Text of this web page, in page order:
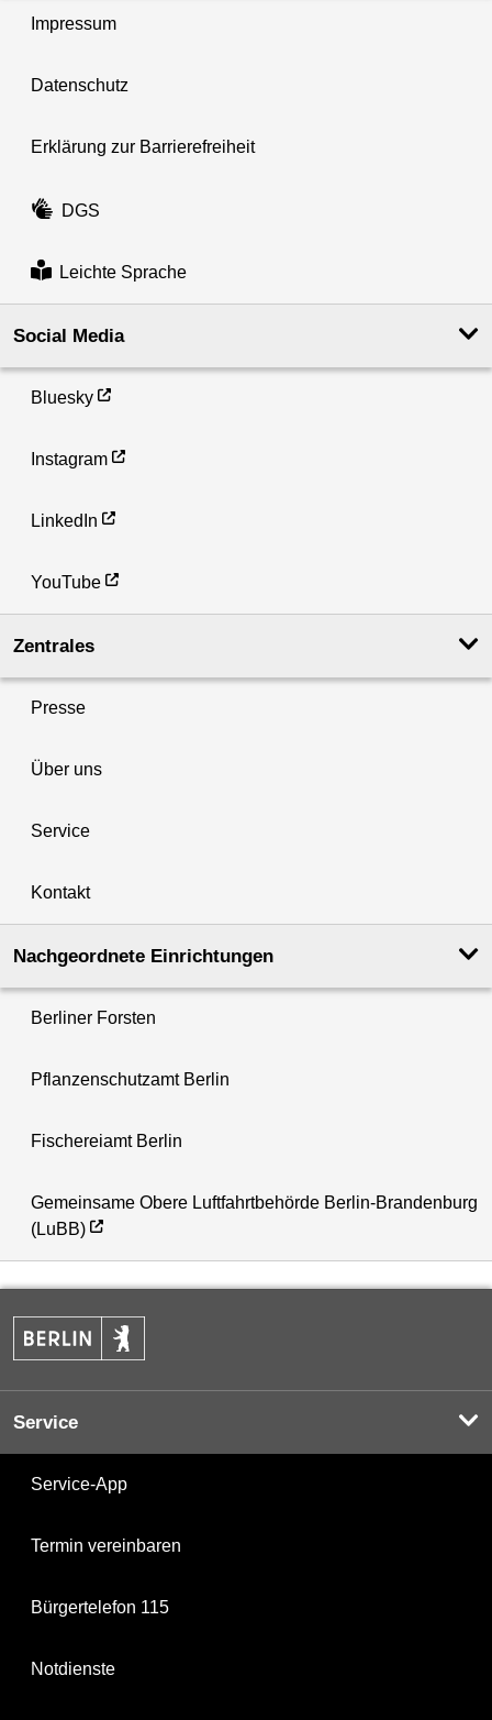
Impressum
Datenschutz
Erklärung zur Barrierefreiheit
DGS
Leichte Sprache
Social Media
Bluesky
Instagram
LinkedIn
YouTube
Zentrales
Presse
Über uns
Service
Kontakt
Nachgeordnete Einrichtungen
Berliner Forsten
Pflanzenschutzamt Berlin
Fischereiamt Berlin
Gemeinsame Obere Luftfahrtbehörde Berlin-Brandenburg
(LuBB)
Service
Service-App
Termin vereinbaren
Bürgertelefon 115
Notdienste